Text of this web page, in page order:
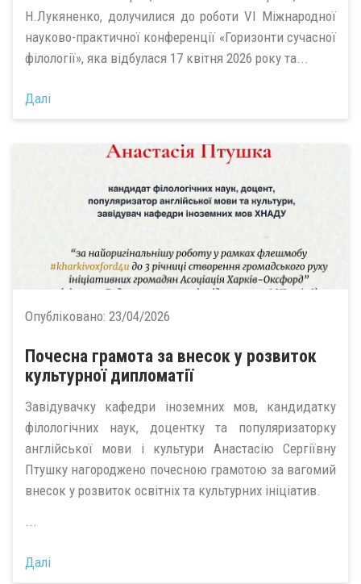
Н.Лукяненко, долучилися до роботи VI Міжнародної
науково-практичної конференції «Горизонти сучасної
філології», яка відбулася 17 квітня 2026 року та...
Далі
Опубліковано: 23/04/2026
Почесна грамота за внесок у розвиток
культурної дипломатії
Завідувачку кафедри іноземних мов, кандидатку
філологічних наук, доцентку та популяризаторку
англійської мови і культури Анастасію Сергіївну
Птушку нагороджено почесною грамотою за вагомий
внесок у розвиток освітніх та культурних ініціатив.
...
Далі